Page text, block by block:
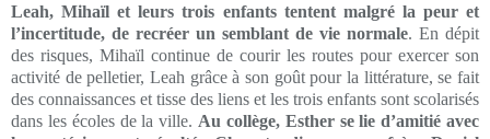
Leah, Mihaïl et leurs trois enfants tentent malgré la peur et
l’incertitude, de recréer un semblant de vie normale. En dépit
des risques, Mihaïl continue de courir les routes pour exercer son
activité de pelletier, Leah grâce à son goût pour la littérature, se fait
des connaissances et tisse des liens et les trois enfants sont scolarisés
dans les écoles de la ville. Au collège, Esther se lie d’amitié avec